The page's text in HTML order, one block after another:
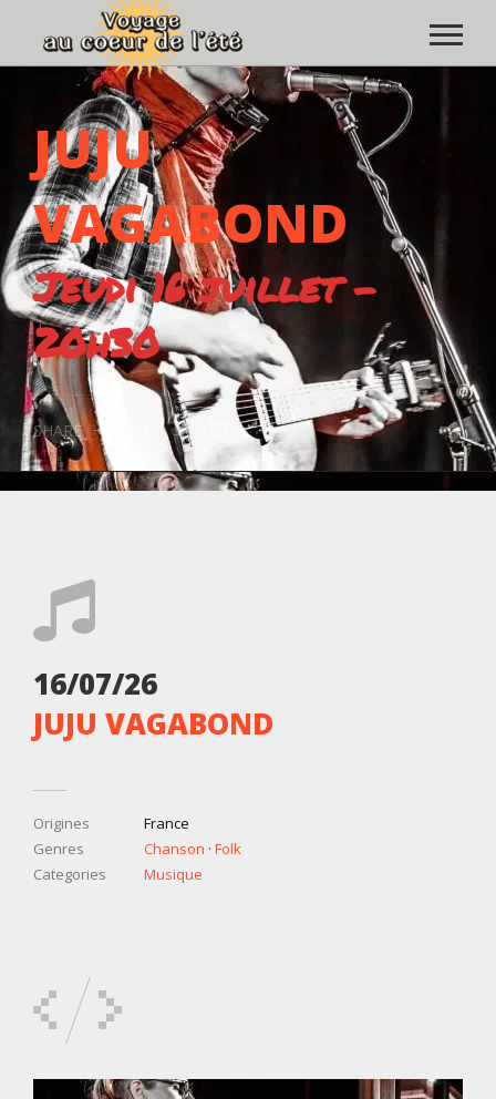
JUJU
VAGABOND
Jeudi 16 juillet -
20h30
SHARE
16/07/26
JUJU VAGABOND
Origines
France
Genres
Chanson · Folk
Categories
Musique